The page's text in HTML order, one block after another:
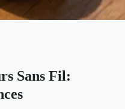
sans fil :
Sans Fil: